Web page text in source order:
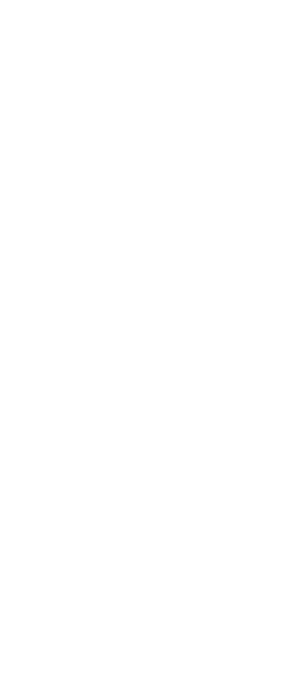
高级功能。
。
生成！
，便可以在几秒内看到美丽的